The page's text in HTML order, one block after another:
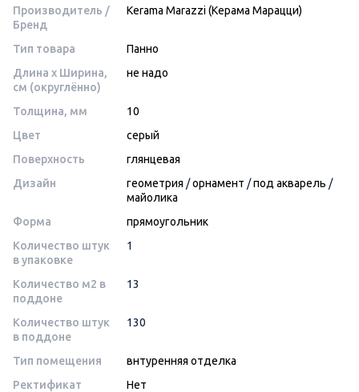
Производитель /
Бренд
Kerama Marazzi (Керама Марацци)
Тип товара
Панно
Длина x Ширина,
см (округлённо)
не надо
Толщина, мм
10
Цвет
серый
Поверхность
глянцевая
Дизайн
геометрия /орнамент /под акварель /
майолика
Форма
прямоугольник
Количество штук
в упаковке
1
Количество м2 в
поддоне
13
Количество штук
в поддоне
130
Тип помещения
внтуренняя отделка
Ректификат
Нет